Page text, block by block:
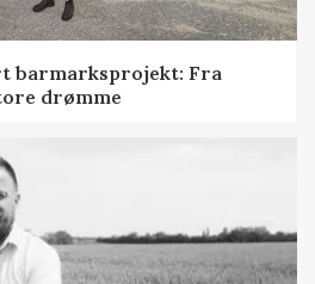
barmarksprojekt: Fra
drømme